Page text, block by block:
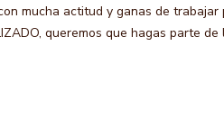
mucha actitud y ganas de
queremos que hagas parte